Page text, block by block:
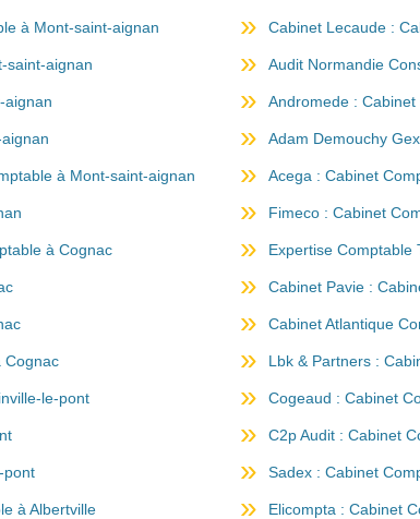
à Mont-saint-aignan Cabinet Lecaude :
saint-aignan Audit Normandie
aignan Andromede :
Adam Demouchy
à Mont-saint-aignan Acega : Cabinet
Fimeco : Cabinet
à Cognac Expertise Comptable
Cabinet Pavie :
Cabinet Atlantique
Cognac Lbk & Partners :
le-pont Cogeaud : Cabinet
C2p Audit : Cabinet
pont Sadex : Cabinet
à Albertville Elicompta : Cabinet